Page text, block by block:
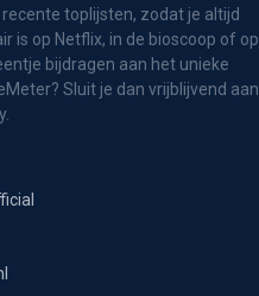
toplijsten, zodat je altijd
is op Netflix, in de bioscoop of op
bijdragen aan het unieke
Sluit je dan vrijblijvend aan